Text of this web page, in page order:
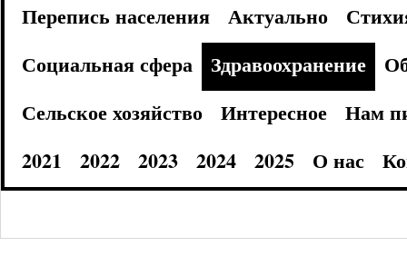
Перепись населения
Актуально
Социальная сфера
Здравоохранение
Сельское хозяйство
Интересное
Нам
2021
2022 2023 2024 2025 О нас